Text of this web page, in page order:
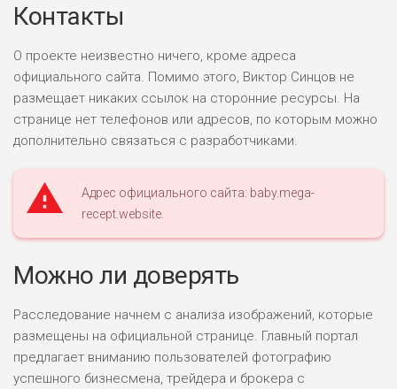
ДОХОД: ВЫСОКИЙ
ЛЮБИТЕЛЯ
М СТАВОК
РИСКИ: СРЕДНИЕ
ДОХОД: ВЫСОКИЙ
ДОХОД: НИЗКИЙ
ПОДОЙДЕТ
Контакты
О проекте неизвестно ничего, кроме адреса
официального сайта. Помимо этого, Виктор Синцов не
размещает никаких ссылок на сторонние ресурсы. На
странице нет телефонов или адресов, по которым можно
дополнительно связаться с разработчиками.
Адрес официального сайта: baby.mega-
recept.website.
Можно ли доверять
Расследование начнем с анализа изображений, которые
размещены на официальной странице. Главный портал
предлагает вниманию пользователей фотографию
успешного бизнесмена, трейдера и брокера с